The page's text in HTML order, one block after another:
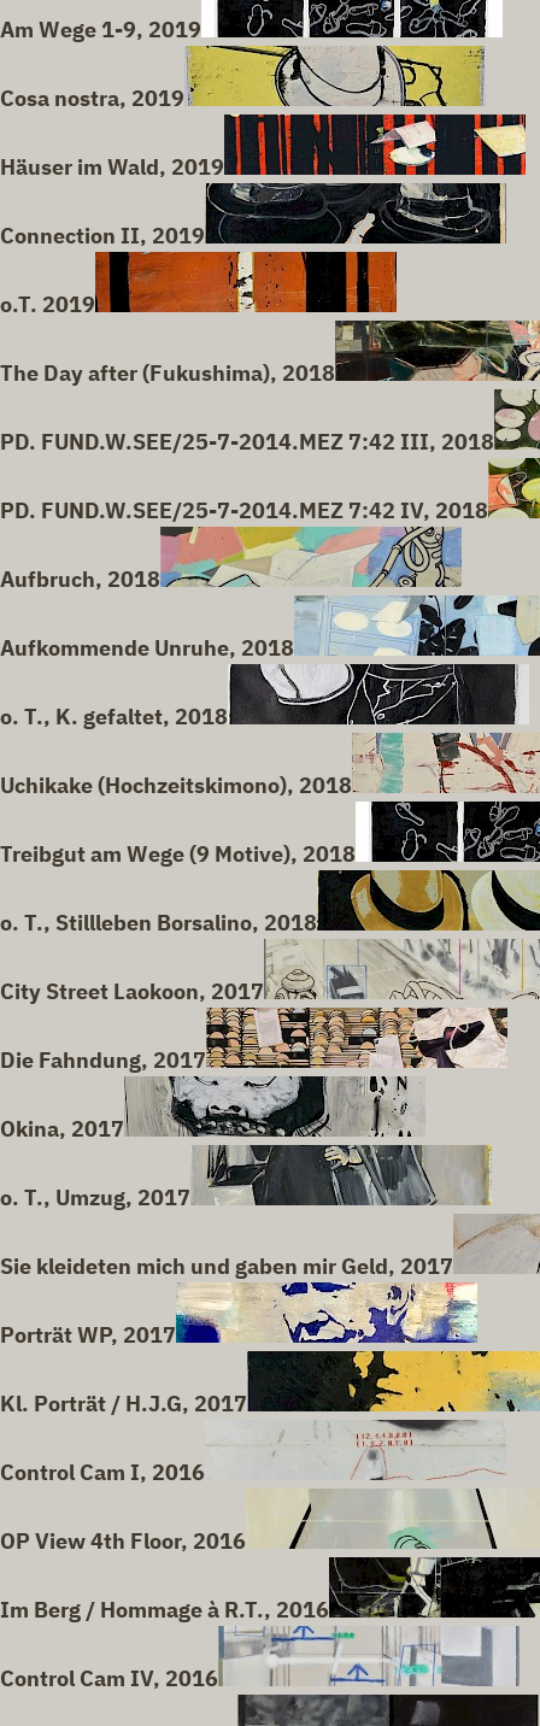
Am Wege 1-9, 2019
Cosa nostra, 2019
Häuser im Wald, 2019
Connection II, 2019
o.T. 2019
The Day after (Fukushima), 2018
PD. FUND.W.SEE/25-7-2014.MEZ 7:42 III, 2018
PD. FUND.W.SEE/25-7-2014.MEZ 7:42 IV, 2018
Aufbruch, 2018
Aufkommende Unruhe, 2018
o. T., K. gefaltet, 2018
Uchikake (Hochzeitskimono), 2018
Treibgut am Wege (9 Motive), 2018
o. T., Stillleben Borsalino, 2018
City Street Laokoon, 2017
Die Fahndung, 2017
Okina, 2017
o. T., Umzug, 2017
Sie kleideten mich und gaben mir Geld, 2017
Porträt WP, 2017
Kl. Porträt / H.J.G, 2017
Control Cam I, 2016
OP View 4th Floor, 2016
Im Berg / Hommage à R.T., 2016
Control Cam IV, 2016